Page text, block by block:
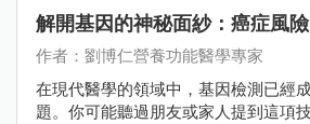
解開基因的神秘面紗：癌症風
作者：劉博仁營養功能醫學專家
在現代醫學的領域中，基因檢測已經
題。你可能聽過朋友或家人提到這項